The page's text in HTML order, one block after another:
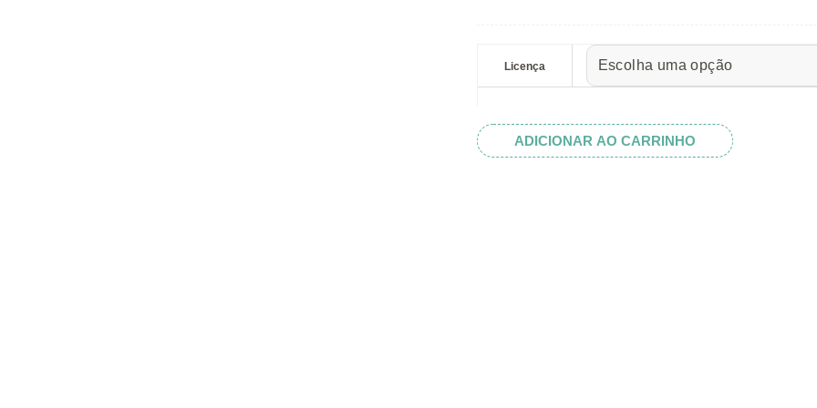
através
R$ 32.82
Licença
ADICIONAR AO CARRINHO